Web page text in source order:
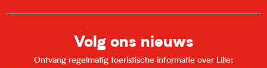
Volg ons nieuws
Ontvang regelmatig toeristische informatie over Lille: